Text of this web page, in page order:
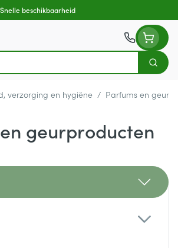
Snelle beschikbaarheid
Zoek
verzorging en hygiëne / Parfums en
geurproducten